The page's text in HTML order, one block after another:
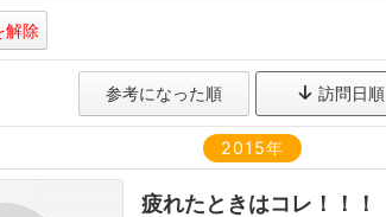
解除
参考になった順 訪問日順
2015年
疲れたときはコレ！！！